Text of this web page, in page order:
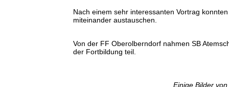
Nach einem sehr interessanten Vortrag
miteinander austauschen.
Von der FF Oberolberndorf nahmen SB
der Fortbildung teil.
Einige Bilder